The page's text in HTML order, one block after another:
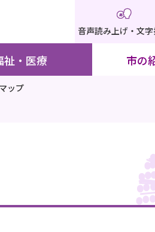
音声読み上げ・文
祉・医療 市の
ップ